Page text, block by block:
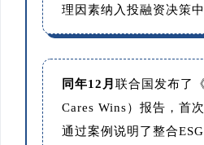
理因素纳入投融资决策中
同年12月 联合国发布了
Cares Wins）报告，首
通过案例说明了整合